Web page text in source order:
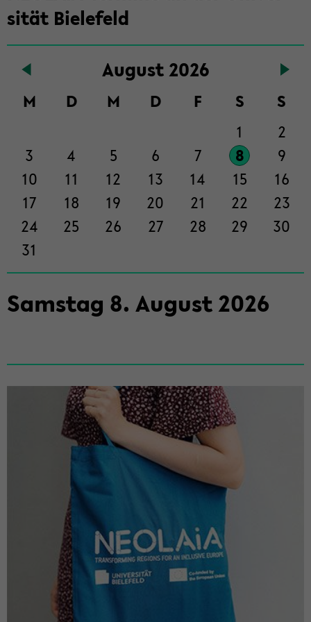
in­
halt
der
wech­
si­tät Bie­le­feld
Au­gust 2026
M D M D F S
S
1
2
3
4 5 6 7 8
9
10
11 12 13 14 15
16
17
18 19 20 21 22
23
24
25 26 27 28 29
30
31
Sams­tag 8. Au­gust2026